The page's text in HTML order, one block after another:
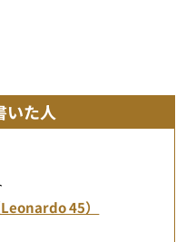
いた人
45）